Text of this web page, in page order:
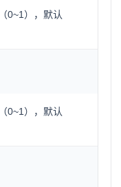
0~1），默认
0~1），默认